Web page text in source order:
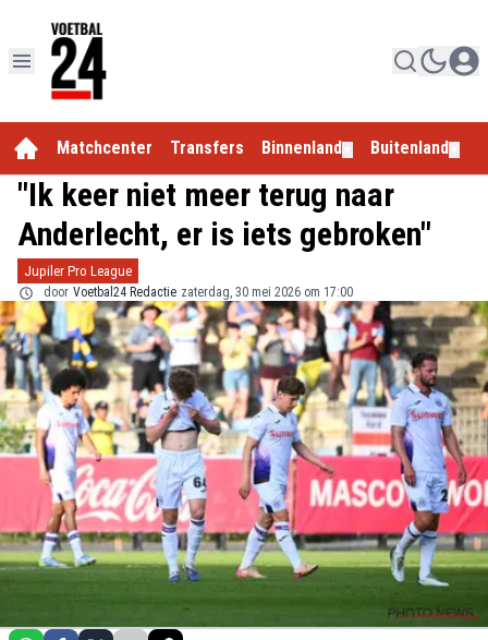
Matchcenter Transfers Binnenland Buitenland
"Ik keer niet meer terug naar
Anderlecht, er is iets gebroken"
Jupiler Pro League
door Voetbal24 Redactie zaterdag, 30 mei 2026 om 17:00